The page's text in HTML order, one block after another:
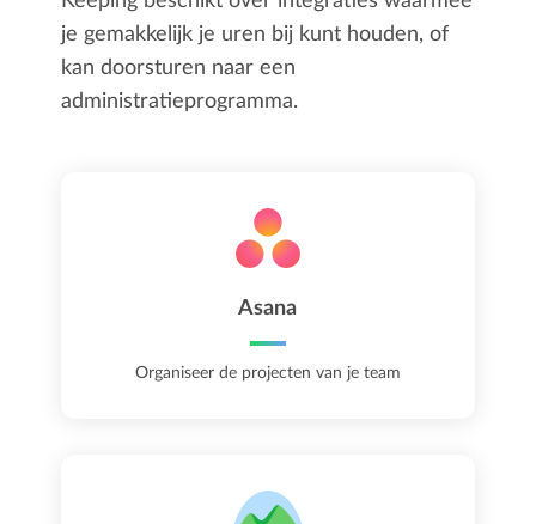
je gemakkelijk je uren bij kunt houden, of
kan doorsturen naar een
administratieprogramma.
Asana
Organiseer de projecten van je team